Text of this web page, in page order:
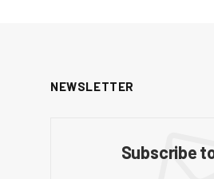
NEWSLETTER
Subscribe